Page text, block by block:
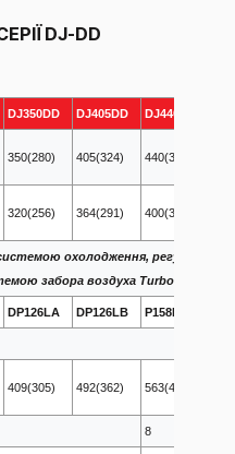
DJ-DD
DJ350DD DJ405DD DJ440DD
350(280) 405(324) 440(352)
320(256) 364(291) 400(320)
охолодження, регулятором
забора воздуха​ Turbo
DP126LA DP126LB P158LE
409(305) 492(362) 563(414)
8